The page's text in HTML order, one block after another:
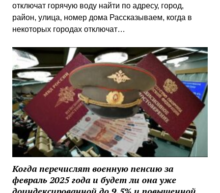
отключат горячую воду найти по адресу, город,
район, улица, номер дома Рассказываем, когда в
некоторых городах отключат…
Когда перечислят военную пенсию за
февраль 2025 года и будет ли она уже